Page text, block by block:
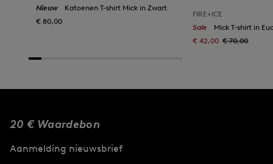
Nieuw
Katoenen T-shirt Mick in Zwart
€ 80,00
FIRE+ICE
Sale
Mick T-shirt in
€ 42,00 € 70,00
20 € Waardebon
Aanmelding nieuwsbrief